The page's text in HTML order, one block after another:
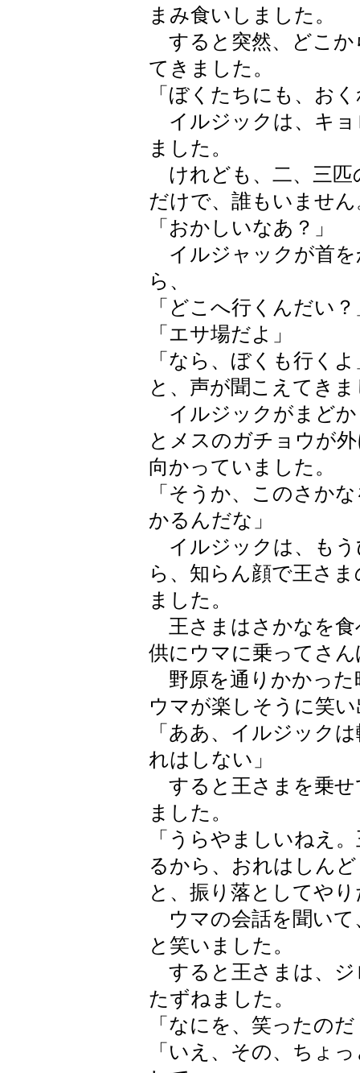
まみ食いしました。
すると突然、どこか
てきました。
「ぼくたちにも、お
イルジックは、キョ
ました。
けれども、二、三匹
だけで、誰もいません
「おかしいなあ？」
イルジャックが首を
ら、
「どこへ行くんだい？
「エサ場だよ」
「なら、ぼくも行くよ
と、声が聞こえてき
イルジックがまど
とメスのガチョウが
向かっていました。
「そうか、このさか
かるんだな」
イルジックは、もう
ら、知らん顔で王さ
ました。
王さまはさかなを食
供にウマに乗ってさ
野原を通りかかった
ウマが楽しそうに笑
「ああ、イルジック
れはしない」
すると王さまを乗せ
ました。
「うらやましいねえ
るから、おれはしん
と、振り落としてや
ウマの会話を聞いて
と笑いました。
すると王さまは、ジ
たずねました。
「なにを、笑ったの
「いえ、その、ちょ